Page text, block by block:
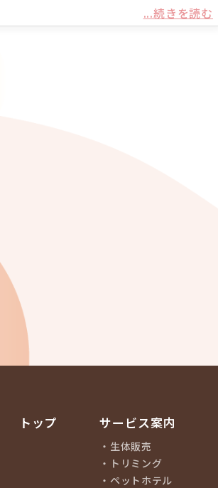
...続きを読む
トップ サービス案内
生体販売
トリミング
ペットホテル